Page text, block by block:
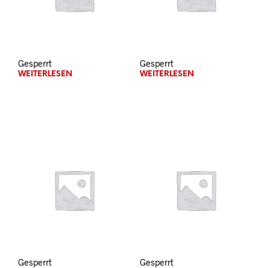
Gesperrt
WEITERLESEN
Gesperrt
WEITERLESEN
Gesperrt Gesperrt